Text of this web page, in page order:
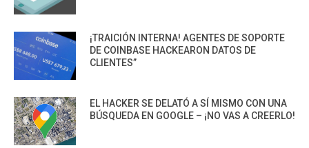
¡TRAICIÓN INTERNA! AGENTES DE SOPORTE
DE COINBASE HACKEARON DATOS DE
CLIENTES”
EL HACKER SE DELATÓ A SÍ MISMO CON UNA
BÚSQUEDA EN GOOGLE – ¡NO VAS A CREERLO!